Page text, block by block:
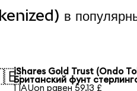
в
iShares Gold Trust (Ondo
Британский фунт
1 IAUon равен 59,13 £